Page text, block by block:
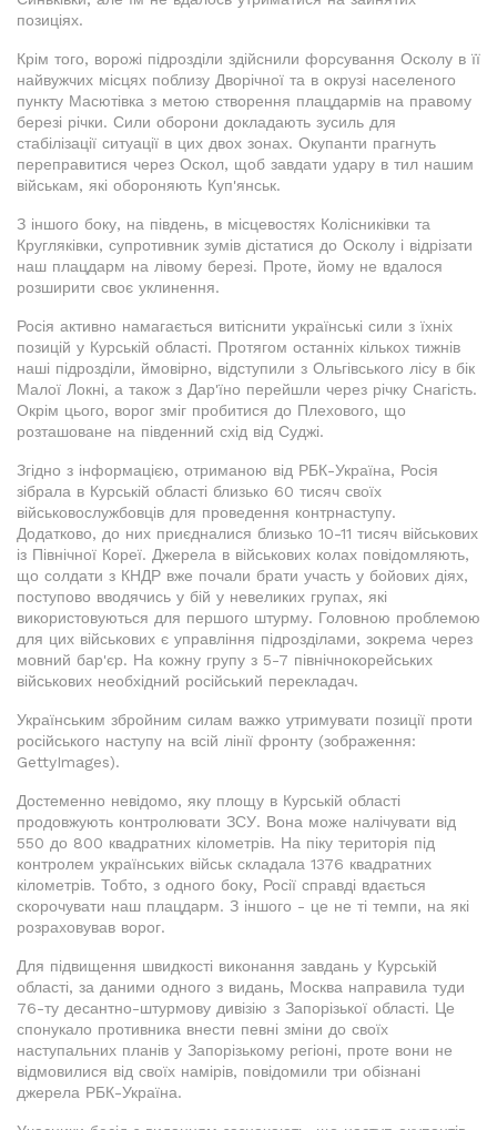
позиціях.
Крім того, ворожі підрозділи здійснили форсування Осколу в її
найвужчих місцях поблизу Дворічної та в окрузі населеного
пункту Масютівка з метою створення плацдармів на правому
березі річки. Сили оборони докладають зусиль для
стабілізації ситуації в цих двох зонах. Окупанти прагнуть
переправитися через Оскол, щоб завдати удару в тил нашим
військам, які обороняють Куп'янськ.
З іншого боку, на південь, в місцевостях Колісниківки та
Кругляківки, супротивник зумів дістатися до Осколу і відрізати
наш плацдарм на лівому березі. Проте, йому не вдалося
розширити своє уклинення.
Росія активно намагається витіснити українські сили з їхніх
позицій у Курській області. Протягом останніх кількох тижнів
наші підрозділи, ймовірно, відступили з Ольгівського лісу в бік
Малої Локні, а також з Дар'їно перейшли через річку Снагість.
Окрім цього, ворог зміг пробитися до Плехового, що
розташоване на південний схід від Суджі.
Згідно з інформацією, отриманою від РБК-Україна, Росія
зібрала в Курській області близько 60 тисяч своїх
військовослужбовців для проведення контрнаступу.
Додатково, до них приєдналися близько 10-11 тисяч військових
із Північної Кореї. Джерела в військових колах повідомляють,
що солдати з КНДР вже почали брати участь у бойових діях,
поступово вводячись у бій у невеликих групах, які
використовуються для першого штурму. Головною проблемою
для цих військових є управління підрозділами, зокрема через
мовний бар'єр. На кожну групу з 5-7 північнокорейських
військових необхідний російський перекладач.
Українським збройним силам важко утримувати позиції проти
російського наступу на всій лінії фронту (зображення:
GettyImages).
Достеменно невідомо, яку площу в Курській області
продовжують контролювати ЗСУ. Вона може налічувати від
550 до 800 квадратних кілометрів. На піку територія під
контролем українських військ складала 1376 квадратних
кілометрів. Тобто, з одного боку, Росії справді вдається
скорочувати наш плацдарм. З іншого - це не ті темпи, на які
розраховував ворог.
Для підвищення швидкості виконання завдань у Курській
області, за даними одного з видань, Москва направила туди
76-ту десантно-штурмову дивізію з Запорізької області. Це
спонукало противника внести певні зміни до своїх
наступальних планів у Запорізькому регіоні, проте вони не
відмовилися від своїх намірів, повідомили три обізнані
джерела РБК-Україна.